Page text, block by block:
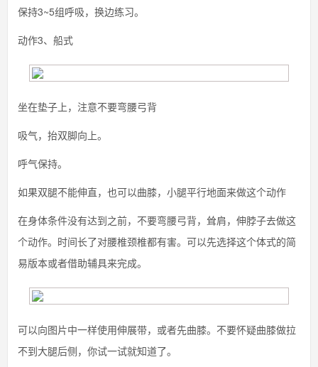
保持3~5组呼吸，换边练习。
动作3、船式
坐在垫子上，注意不要弯腰弓背
吸气，抬双脚向上。
呼气保持。
如果双腿不能伸直，也可以曲膝，小腿平行地面来做这个动作
在身体条件没有达到之前，不要弯腰弓背，耸肩，伸脖子去做这
个动作。时间长了对腰椎颈椎都有害。可以先选择这个体式的简
易版本或者借助辅具来完成。
可以向图片中一样使用伸展带，或者先曲膝。不要怀疑曲膝做拉
不到大腿后侧，你试一试就知道了。